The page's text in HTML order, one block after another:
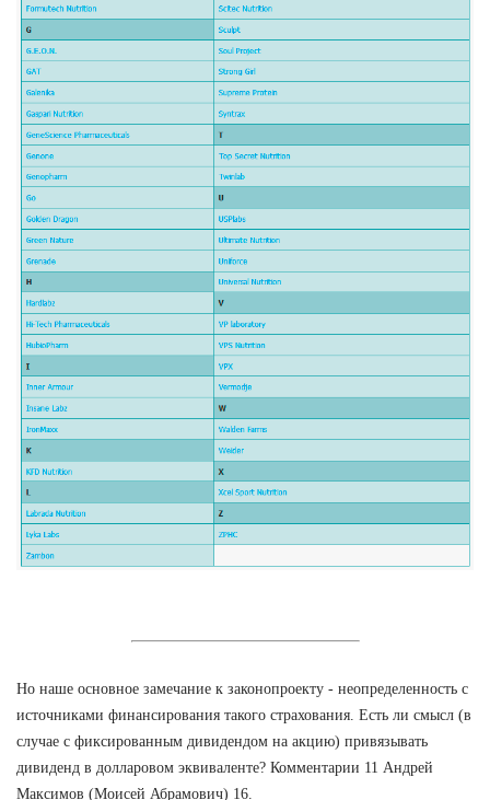
Но наше основное замечание к законопроекту - неопределенность с
источниками финансирования такого страхования. Есть ли смысл (в
случае с фиксированным дивидендом на акцию) привязывать
дивиденд в долларовом эквиваленте? Комментарии 11 Андрей
Максимов (Моисей Абрамович) 16.